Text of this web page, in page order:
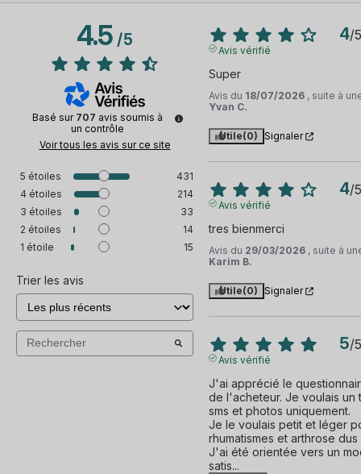
compatible avec tous les opérateurs, car il a été
préalablement désimlocké. La mémoire a été réinitialisée,
tandis que l'appareil a été nettoyé et vérifié
scrupuleusement. Vous pourrez opter pour une livraison
gratuite en point relais ou faire le choix d'une livraison à
domicile si vous ne souhaitez pas vous déplacer.
Haut-parleurs
Microphone
Boutons volumes, allumage, ...
Connecteur chargeur
Bluetooth
Réseaux 3G/4G/5G et Wifi
Géolocalisation
NFC
IMEI
4.5/5
Basé sur 707 avis soumis à
un contrôle
Voir tous les avis sur ce site
5 étoiles
431
4 étoiles
214
3 étoiles
33
2 étoiles
14
1 étoile 15
Trier les avis
4/5
Avis vérifié
Super
Avis du 18/07/2026 , suite à
Yvan C.
Utile(0) Signaler
4/5
Avis vérifié
tres bienmerci
Avis du 29/03/2026 , suite à
Karim B.
Utile(0) Signaler
5/5
Avis vérifié
J'ai apprécié le
de l'acheteur. Je voulais
sms et photos uniquement.
Je le voulais petit et léger
rhumatismes et arthrose
J'ai été orientée vers un
satis...